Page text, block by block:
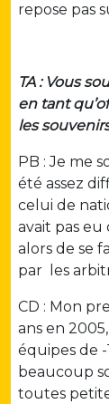
repose pas
TA : Vous
en tant
les
PB : Je me
été assez
celui de
avait pas eu
alors de se
par les
CD : Mon
ans en
équipes de
beaucoup
toutes